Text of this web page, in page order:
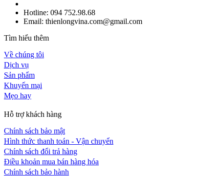
Hotline: 094 752.98.68
Email: thienlongvina.com@gmail.com
Tìm hiểu thêm
Về chúng tôi
Dịch vụ
Sản phẩm
Khuyến mại
Mẹo hay
Hỗ trợ khách hàng
Chính sách bảo mật
Hình thức thanh toán - Vận chuyển
Chính sách đổi trả hàng
Điều khoản mua bán hàng hóa
Chính sách bảo hành